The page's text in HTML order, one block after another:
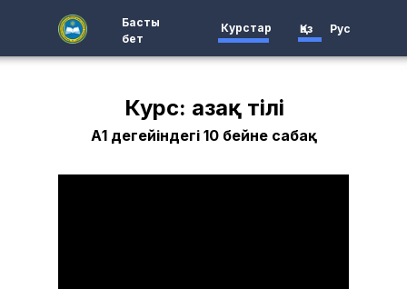
Басты
бет
Курстар Қаз Рус
Курс: Қазақ тілі
А1 деңгейіндегі 10 бейне сабақ